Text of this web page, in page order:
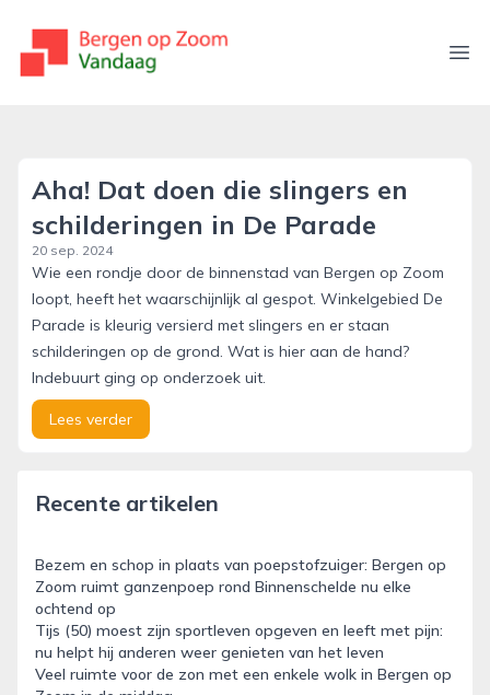
bergenopzoomvandaag.nl
Aha! Dat doen die slingers en
schilderingen in De Parade
20 sep. 2024
Wie een rondje door de binnenstad van Bergen op Zoom
loopt, heeft het waarschijnlijk al gespot. Winkelgebied De
Parade is kleurig versierd met slingers en er staan
schilderingen op de grond. Wat is hier aan de hand?
Indebuurt ging op onderzoek uit.
Lees verder
Recente artikelen
Bezem en schop in plaats van poepstofzuiger: Bergen op
Zoom ruimt ganzenpoep rond Binnenschelde nu elke
ochtend op
Tijs (50) moest zijn sportleven opgeven en leeft met pijn:
nu helpt hij anderen weer genieten van het leven
Veel ruimte voor de zon met een enkele wolk in Bergen op